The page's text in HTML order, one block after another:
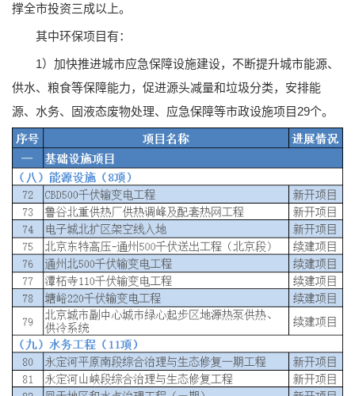
撑全市投资三成以上。
其中环保项目有：
1）加快推进城市应急保障设施建设，不断提升城市能源、
供水、粮食等保障能力，促进源头减量和垃圾分类，安排能
源、水务、固液态废物处理、应急保障等市政设施项目29个。